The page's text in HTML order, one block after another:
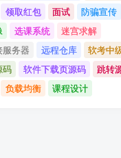
领取红包 面试 防骗宣传
选课系统
迷宫求解
务器
远程仓库
软考中
码
软件下载页源码
跳转
负载均衡 课程设计